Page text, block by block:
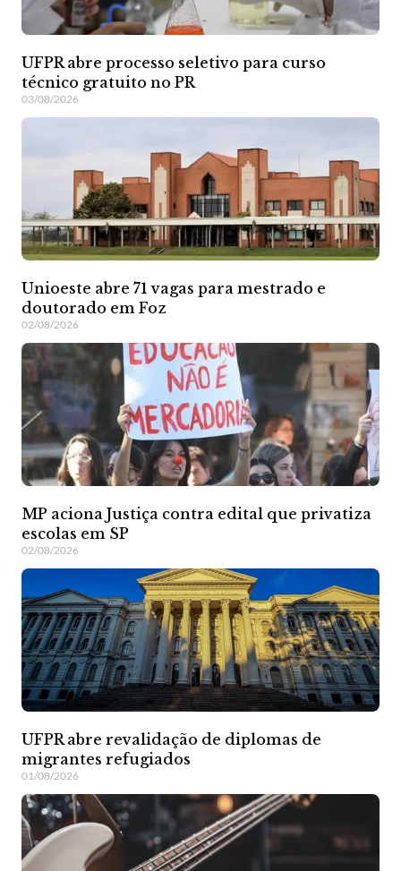
UFPR abre processo seletivo para curso
técnico gratuito no PR
03/08/2026
Unioeste abre 71 vagas para mestrado e
doutorado em Foz
02/08/2026
MP aciona Justiça contra edital que privatiza
escolas em SP
02/08/2026
UFPR abre revalidação de diplomas de
migrantes refugiados
01/08/2026